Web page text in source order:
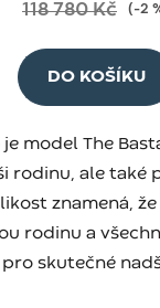
118 780 Kč (–2
DO KOŠÍKU
je model The
rodinu, ale také
znamená,
rodinu a
pro skutečné